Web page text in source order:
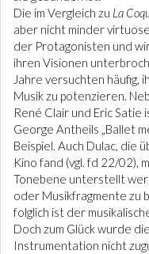
Die im Vergleich zu La
aber nicht minder
der Protagonisten und
ihren Visionen
Jahre versuchten häufig,
Musik zu potenzieren.
René Clair und Eric Satie
George Antheils „Ballet
Beispiel. Auch Dulac, die
Kino fand (vgl. fd 22/02),
Tonebene unterstellt
oder Musikfragmente zu
folglich ist der
Doch zum Glück wurde
Instrumentation nicht